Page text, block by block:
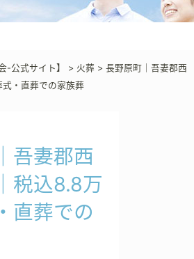
-公式サイト】 > 火葬 > 長野原町｜吾妻郡西
・直葬での家族葬
吾妻郡西
税込8.8万
直葬での